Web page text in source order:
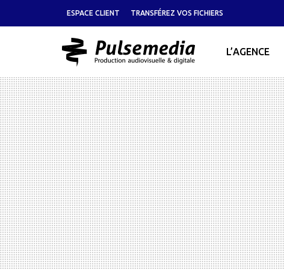
ESPACE CLIENT TRANSFÉREZ VOS FICHIERS
L’AGENCE